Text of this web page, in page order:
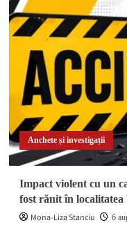
descins
în
Un
bărbat
51
ani
a
fost
ce
a
înființat
Anchete și investigații
Impact violent cu un
fost rănit în localitatea
Mona-Liza Stanciu
6